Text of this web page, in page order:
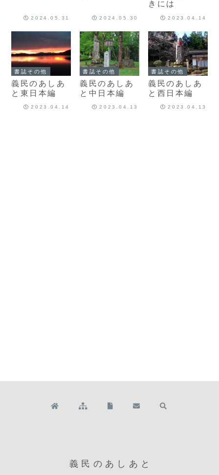
2024.05.31 2024.05.30
きには
2023.04.14
書誌その他
義民のあしあ
と東日本編
2023.04.14
書誌その他
義民のあしあ
と中日本編
2023.04.13
書誌その他
義民のあしあ
と西日本編
2023.04.13
義民のあしあと